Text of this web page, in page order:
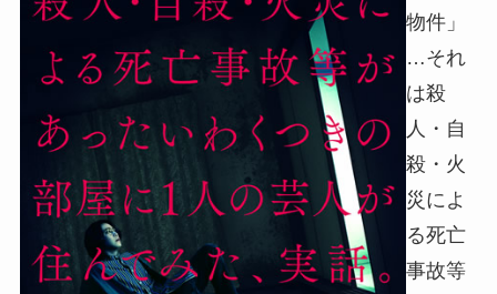
物件」
…それ
は殺
人・自
殺・火
災によ
る死亡
事故等